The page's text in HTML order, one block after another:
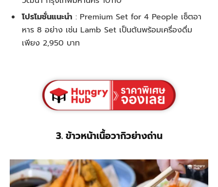
โปรโมชั่นแนะนำ : Premium Set for 4 People เซ็ตอา
หาร 8 อย่าง เช่น Lamb Set เป็นต้นพร้อมเครื่องดื่ม
เพียง 2,950 บาท
3. ข้าวหน้าเนื้อวากิวย่างถ่าน